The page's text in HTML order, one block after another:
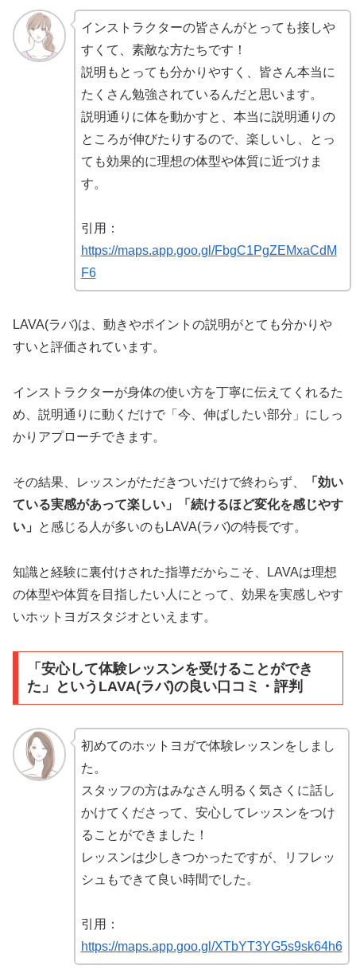
インストラクターの皆さんがとっても接しや
すくて、素敵な方たちです！
説明もとっても分かりやすく、皆さん本当に
たくさん勉強されているんだと思います。
説明通りに体を動かすと、本当に説明通りの
ところが伸びたりするので、楽しいし、とっ
ても効果的に理想の体型や体質に近づけま
す。
引用：
https://maps.app.goo.gl/FbgC1PgZEMxaCdM
F6
LAVA(ラバ)は、動きやポイントの説明がとても分かりや
すいと評価されています。
インストラクターが身体の使い方を丁寧に伝えてくれるた
め、説明通りに動くだけで「今、伸ばしたい部分」にしっ
かりアプローチできます。
その結果、レッスンがただきついだけで終わらず、
「効い
ている実感があって楽しい」「続けるほど変化を感じやす
い」
と感じる人が多いのもLAVA(ラバ)の特長です。
知識と経験に裏付けされた指導だからこそ、LAVAは理想
の体型や体質を目指したい人にとって、効果を実感しやす
いホットヨガスタジオといえます。
「安心して体験レッスンを受けることができ
た」というLAVA(ラバ)の良い口コミ・評判
初めてのホットヨガで体験レッスンをしまし
た。
スタッフの方はみなさん明るく気さくに話し
かけてくださって、安心してレッスンをつけ
ることができました！
レッスンは少しきつかったですが、リフレッ
シュもできて良い時間でした。
引用：
https://maps.app.goo.gl/XTbYT3YG5s9sk64h6